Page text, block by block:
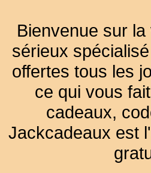
Bienvenue sur
sérieux
offertes tous les
ce qui vous
cadeaux,
Jackcadeaux est